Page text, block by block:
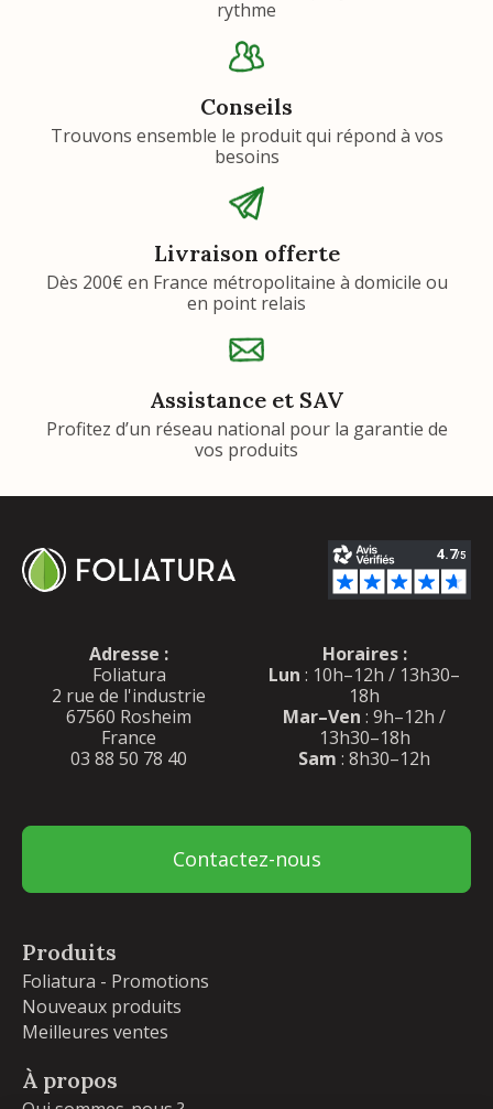
rythme
Conseils
Trouvons ensemble le produit qui répond à vos
besoins
Livraison offerte
Dès 200€ en France métropolitaine à domicile ou
en point relais
Assistance et SAV
Profitez d’un réseau national pour la garantie de
vos produits
Adresse :
Foliatura
2 rue de l'industrie
67560 Rosheim
France
03 88 50 78 40
Horaires :
Lun : 10h–12h / 13h30–
18h
Mar–Ven : 9h–12h /
13h30–18h
Sam : 8h30–12h
Contactez-nous
Produits
Foliatura - Promotions
Nouveaux produits
Meilleures ventes
À propos